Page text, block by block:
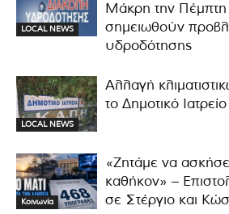
LOCAL NEWS
Μάκρη την
σημειωθούν
υδροδότησης
LOCAL NEWS
Αλλαγή
το Δημοτικό
Κοινωνία
«Ζητάμε να
καθήκον» –
σε Στέργιο και